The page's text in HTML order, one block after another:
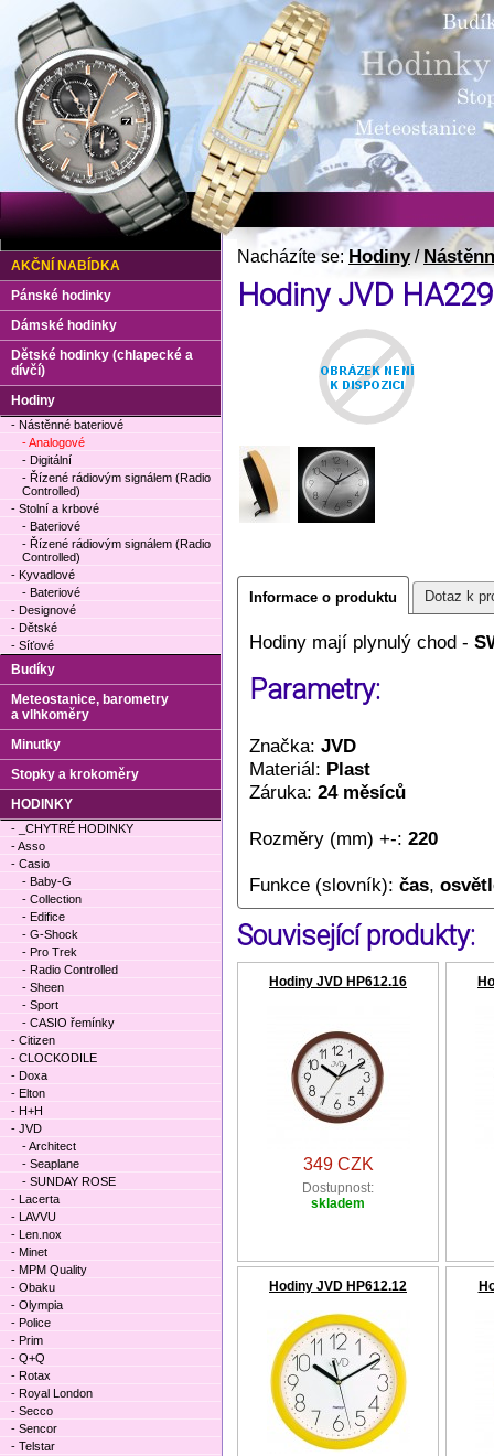
Nacházíte se:Hodiny/
Hodiny JVD
Informace o produktu Dotaz k
Hodiny mají plynulý chod -
Parametry:
Značka: JVD
Materiál: Plast
Záruka: 24 měsíců
Rozměry (mm) +-: 220
Funkce (slovník): čas,
Související produkty:
Hodiny JVD HP612.16
349 CZK
Dostupnost:
skladem
Hodiny JVD HP612.12
AKČNÍ NABÍDKA
Pánské hodinky
Dámské hodinky
Dětské hodinky (chlapecké a
dívčí)
Hodiny
- Nástěnné bateriové
- Analogové
- Digitální
- Řízené rádiovým signálem (Radio
Controlled)
- Stolní a krbové
- Bateriové
- Řízené rádiovým signálem (Radio
Controlled)
- Kyvadlové
- Bateriové
- Designové
- Dětské
- Síťové
Budíky
Meteostanice, barometry
a vlhkoměry
Minutky
Stopky a krokoměry
HODINKY
- _CHYTRÉ HODINKY
- Asso
- Casio
- Baby-G
- Collection
- Edifice
- G-Shock
- Pro Trek
- Radio Controlled
- Sheen
- Sport
- CASIO řemínky
- Citizen
- CLOCKODILE
- Doxa
- Elton
- H+H
- JVD
- Architect
- Seaplane
- SUNDAY ROSE
- Lacerta
- LAVVU
- Len.nox
- Minet
- MPM Quality
- Obaku
- Olympia
- Police
- Prim
- Q+Q
- Rotax
- Royal London
- Secco
- Sencor
- Telstar